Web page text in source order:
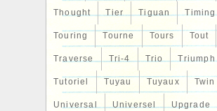
Thought Tier Tiguan Timing
Touring Tourne Tours Tout
Traverse Tri-4 Trio Triumph
Tutoriel Tuyau Tuyaux Twin
Universal Universel Upgrade